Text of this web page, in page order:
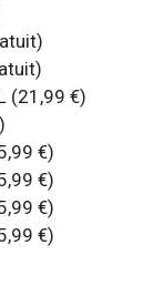
(21,99 €)
€)
€)
€)
€)